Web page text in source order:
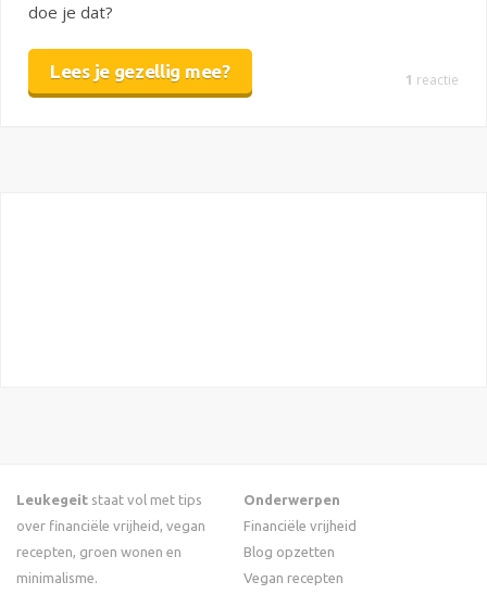
doe je dat?
Lees je gezellig mee? 1 reactie
Leukegeit staat vol met tips
over financiële vrijheid, vegan
recepten, groen wonen en
minimalisme.
Onderwerpen
Financiële vrijheid
Blog opzetten
Vegan recepten